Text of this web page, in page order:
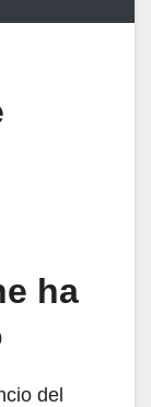
ha
del